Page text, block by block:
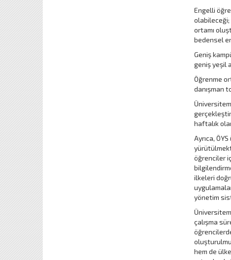
Engelli
ortamı
bedensel
Geniş
geniş yeşil
Öğrenme
danışman
haftalık
Ayrıca,
öğrenciler
ilkeleri
yönetim
çalışma
hem de